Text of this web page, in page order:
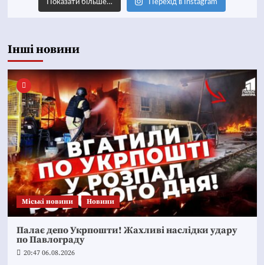
Показати більше… Перехід в Instagram
Інші новини
Mіські новини Новини
Палає депо Укрпошти! Жахливі наслідки удару
по Павлограду
20:47 06.08.2026